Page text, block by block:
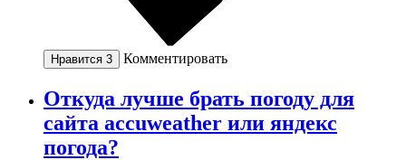
Нравится 3 Комментировать
Откуда лучше брать погоду для
сайта accuweather или яндекс
погода?